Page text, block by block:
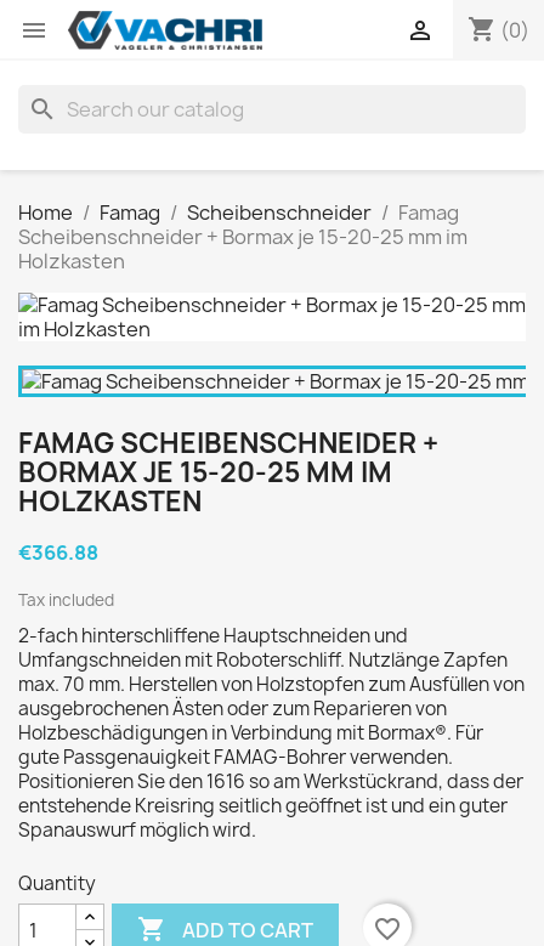
 shopping_cart (0)

search
Home Famag Scheibenschneider
Famag
Scheibenschneider + Bormax je 15-20-25 mm im
Holzkasten
FAMAG SCHEIBENSCHNEIDER +
BORMAX JE 15-20-25 MM IM
HOLZKASTEN
€366.88
Tax included
2-fach hinterschliffene Hauptschneiden und
Umfangschneiden mit Roboterschliff. Nutzlänge Zapfen
max. 70 mm. Herstellen von Holzstopfen zum Ausfüllen von
ausgebrochenen Ästen oder zum Reparieren von
Holzbeschädigungen in Verbindung mit Bormax®. Für
gute Passgenauigkeit FAMAG-Bohrer verwenden.
Positionieren Sie den 1616 so am Werkstückrand, dass der
entstehende Kreisring seitlich geöffnet ist und ein guter
Spanauswurf möglich wird.
Quantity
 ADD TO CART
favorite_border